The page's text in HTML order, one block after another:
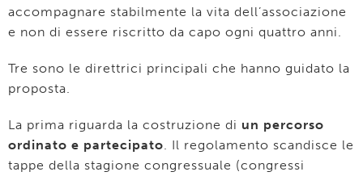
accompagnare stabilmente la vita dell’associazione
e non di essere riscritto da capo ogni quattro anni.
Tre sono le direttrici principali che hanno guidato la
proposta.
La prima riguarda la costruzione di un percorso
ordinato e partecipato . Il regolamento scandisce le
tappe della stagione congressuale (congressi